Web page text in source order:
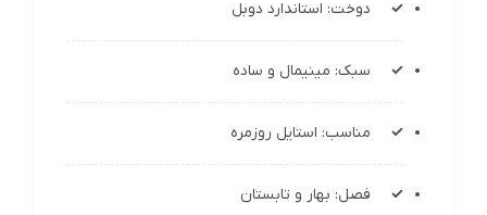
دوخت: استاندارد دوبل
سبک: مینیمال و ساده
مناسب: استایل روزمره
فصل: بهار و تابستان